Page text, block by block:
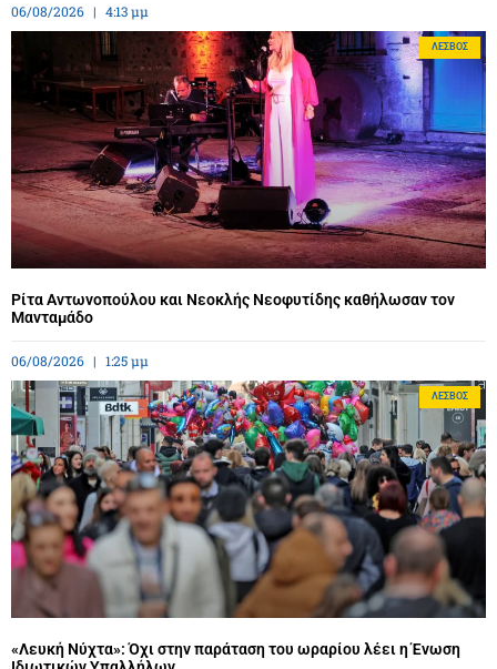
06/08/2026 4:13 μμ
ΛΈΣΒΟΣ
Ρίτα Αντωνοπούλου και Νεοκλής Νεοφυτίδης καθήλωσαν τον
Μανταμάδο
06/08/2026 1:25 μμ
ΛΈΣΒΟΣ
«Λευκή Νύχτα»: Όχι στην παράταση του ωραρίου λέει η Ένωση